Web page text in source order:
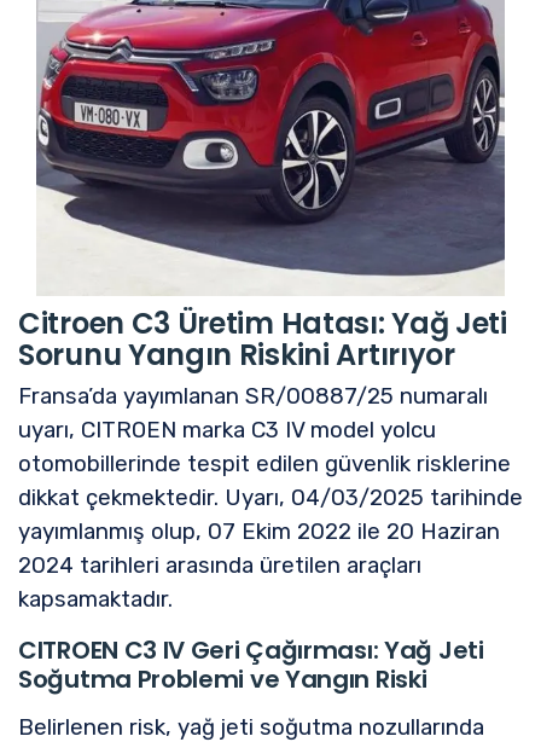
Citroen C3 Üretim Hatası: Yağ Jeti
Sorunu Yangın Riskini Artırıyor
Fransa’da yayımlanan SR/00887/25 numaralı
uyarı, CITROEN marka C3 IV model yolcu
otomobillerinde tespit edilen güvenlik risklerine
dikkat çekmektedir. Uyarı, 04/03/2025 tarihinde
yayımlanmış olup, 07 Ekim 2022 ile 20 Haziran
2024 tarihleri arasında üretilen araçları
kapsamaktadır.
CITROEN C3 IV Geri Çağırması: Yağ Jeti
Soğutma Problemi ve Yangın Riski
Belirlenen risk, yağ jeti soğutma nozullarında